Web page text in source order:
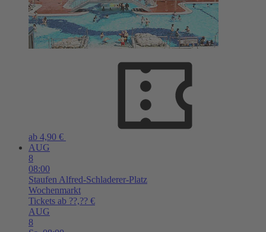
ab 4,90 €
AUG
8
08:00
Staufen Alfred-Schladerer-Platz
Wochenmarkt
Tickets ab ??,?? €
AUG
8